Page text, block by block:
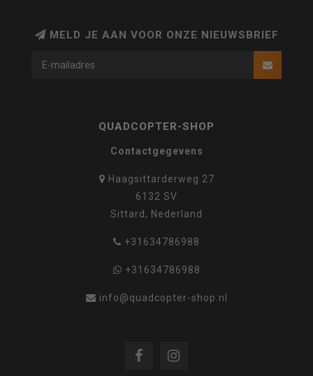
MELD JE AAN VOOR ONZE NIEUWSBRIEF
QUADCOPTER-SHOP
Contactgegevens
Haagsittarderweg 27
6132 SV
Sittard, Nederland
+31634786988
+31634786988
info@quadcopter-shop.nl